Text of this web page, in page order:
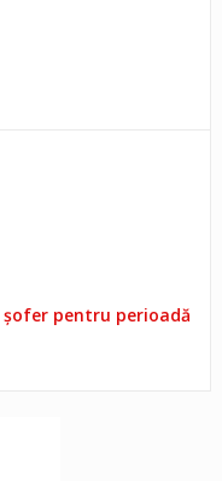
șofer pentru perioadă